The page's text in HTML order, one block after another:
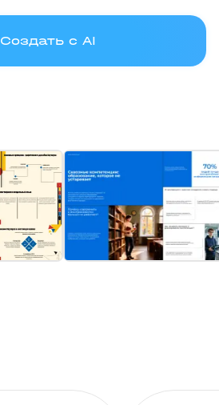
Создать с AI